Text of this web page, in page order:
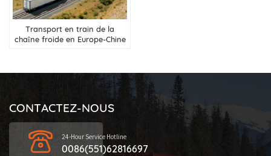
Transport en train de la
chaîne froide en Europe-Chine
CONTACTEZ-NOUS
24-Hour Service Hotline
0086(551)62816697